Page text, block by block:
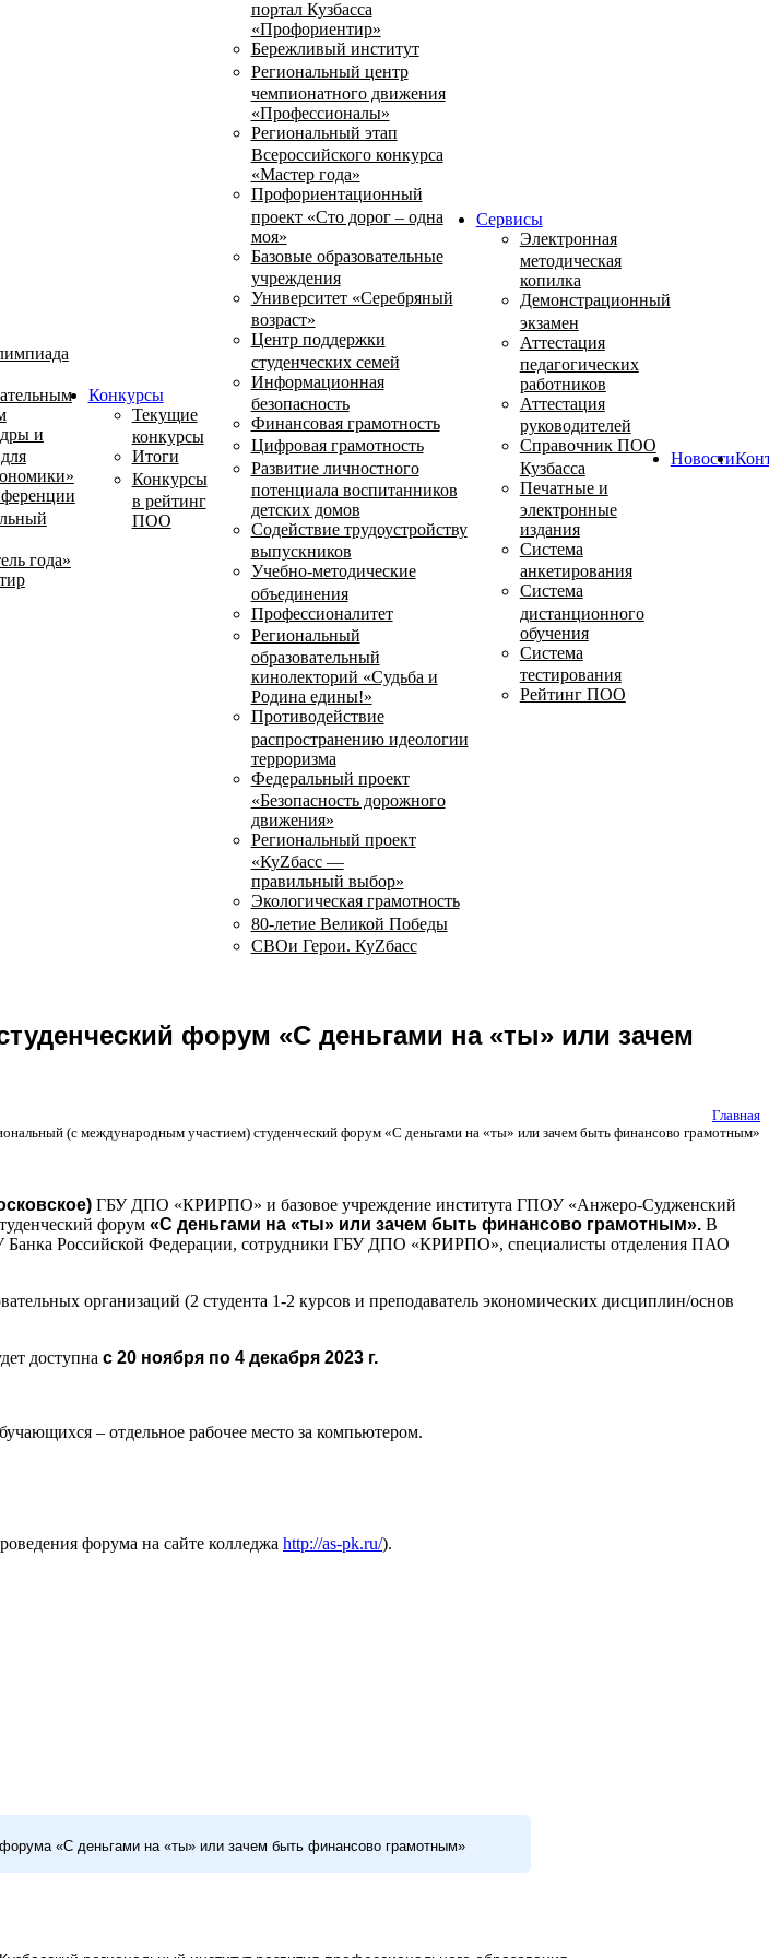
и
года»
Конкурсы
Текущие
конкурсы
Итоги
Конкурсы
в рейтинг
ПОО
портал Кузбасса
«Профориентир»
Бережливый институт
Региональный центр
чемпионатного движения
«Профессионалы»
Региональный этап
Всероссийского конкурса
«Мастер года»
Профориентационный
проект «Сто дорог – одна
моя»
Базовые образовательные
учреждения
Университет «Серебряный
возраст»
Центр поддержки
студенческих семей
Информационная
безопасность
Финансовая грамотность
Цифровая грамотность
Развитие личностного
потенциала воспитанников
детских домов
Содействие трудоустройству
выпускников
Учебно-методические
объединения
Профессионалитет
Региональный
образовательный
кинолекторий «Судьба и
Родина едины!»
Противодействие
распространению идеологии
терроризма
Федеральный проект
«Безопасность дорожного
движения»
Региональный проект
«КуZбасс —
правильный выбор»
Экологическая грамотность
80-летие Великой Победы
СВОи Герои. КуZбасс
Сервисы
Электронная
методическая
копилка
Демонстрационный
экзамен
Аттестация
педагогических
работников
Аттестация
руководителей
Справочник ПОО
Кузбасса
Печатные и
электронные
издания
Система
анкетирования
Система
дистанционного
обучения
Система
тестирования
Рейтинг ПОО
Новости
форум «С деньгами на «ты» или зачем
Главная
(с международным участием) студенческий форум «С деньгами на «ты» или зачем быть финансово грамотным»
ГБУ ДПО «КРИРПО» и базовое учреждение института ГПОУ «Анжеро-Судженский
форум «С деньгами на «ты» или зачем быть финансово грамотным». В
Банка Российской Федерации, сотрудники ГБУ ДПО «КРИРПО», специалисты отделения ПАО
организаций (2 студента 1-2 курсов и преподаватель экономических дисциплин/основ
доступна с 20 ноября по 4 декабря 2023 г.
– отдельное рабочее место за компьютером.
форума на сайте колледжа http://as-pk.ru/).
«С деньгами на «ты» или зачем быть финансово грамотным»